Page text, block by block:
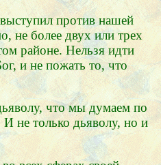
против нашей
не более двух или трех
районе. Нельзя идти
и не пожать то, что
что мы думаем по
не только дьяволу, но и